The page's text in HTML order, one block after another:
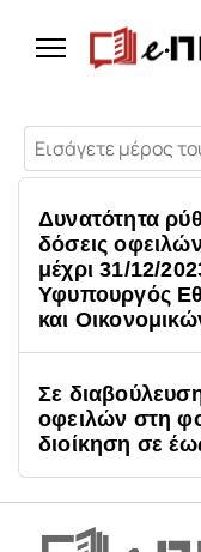
Εισάγετε μέρος του
Δυνατότητα
δόσεις
μέχρι 31/12/
Υφυπουργός
και
Σε
οφειλών στη
διοίκηση σε